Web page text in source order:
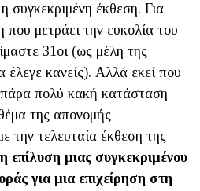
συγκεκριμένη έκθεση. Για
που μετράει την ευκολία του
31οι (ως μέλη της
κανείς). Αλλά εκεί που
πάρα πολύ κακή κατάσταση
της απονομής
την τελευταία έκθεση της
η επίλυση μιας συγκεκριμένου
για μια επιχείρηση στη